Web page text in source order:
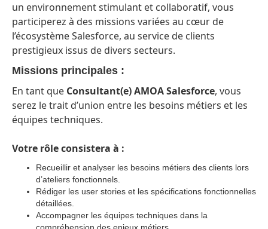
un environnement stimulant et collaboratif, vous
participerez à des missions variées au cœur de
l’écosystème Salesforce, au service de clients
prestigieux issus de divers secteurs.
Missions principales :
En tant que Consultant(e) AMOA Salesforce, vous
serez le trait d’union entre les besoins métiers et les
équipes techniques.
Votre rôle consistera à :
Recueillir et analyser les besoins métiers des clients lors
d’ateliers fonctionnels.
Rédiger les user stories et les spécifications fonctionnelles
détaillées.
Accompagner les équipes techniques dans la